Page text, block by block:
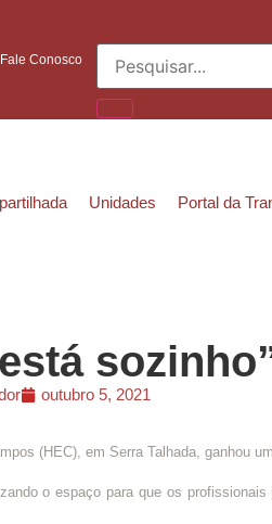
Fale Conosco
Unidades Portal da
outubro 5, 2021
(HEC), em Serra Talhada, ganhou
o espaço para que os